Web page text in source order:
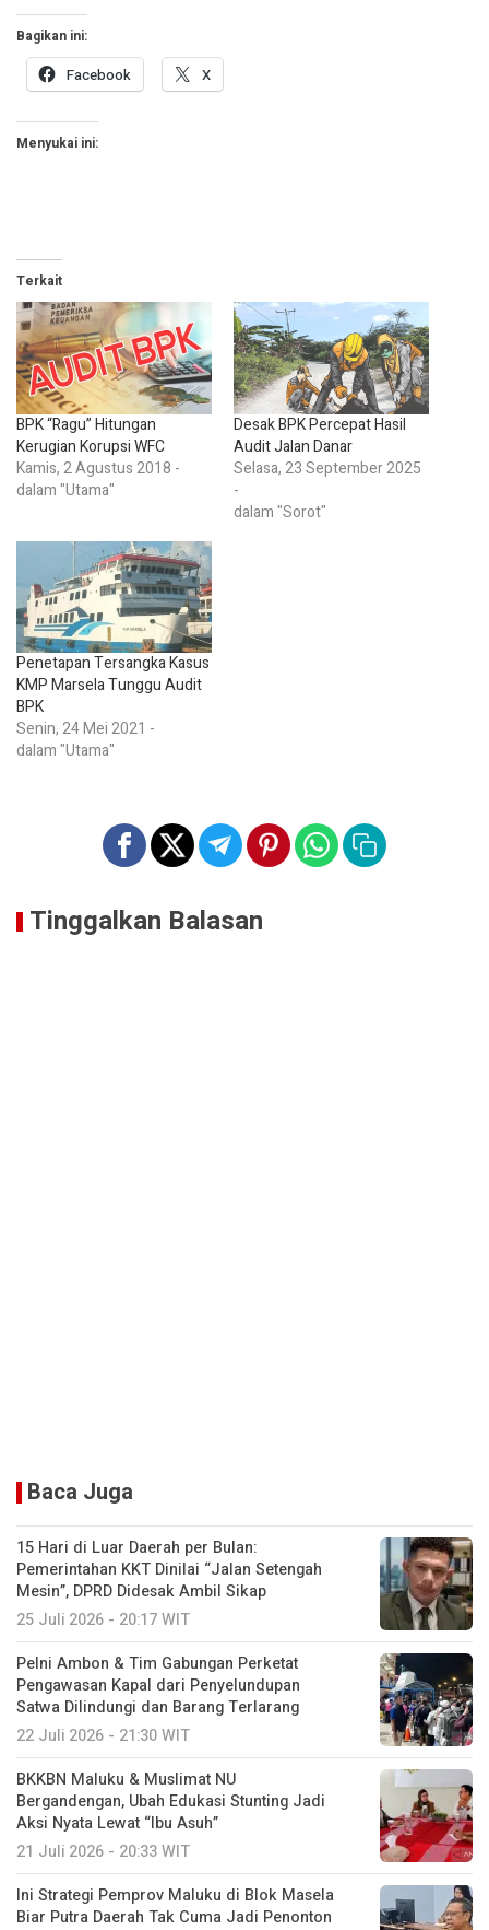
Bagikan ini:
Facebook X
Menyukai ini:
Terkait
BPK “Ragu” Hitungan
Kerugian Korupsi WFC
Kamis, 2 Agustus 2018 -
dalam "Utama"
Desak BPK Percepat Hasil
Audit Jalan Danar
Selasa, 23 September 2025
-
dalam "Sorot"
Penetapan Tersangka Kasus
KMP Marsela Tunggu Audit
BPK
Senin, 24 Mei 2021 -
dalam "Utama"
Tinggalkan Balasan
Baca Juga
15 Hari di Luar Daerah per Bulan:
Pemerintahan KKT Dinilai “Jalan Setengah
Mesin”, DPRD Didesak Ambil Sikap
25 Juli 2026 - 20:17 WIT
Pelni Ambon & Tim Gabungan Perketat
Pengawasan Kapal dari Penyelundupan
Satwa Dilindungi dan Barang Terlarang
22 Juli 2026 - 21:30 WIT
BKKBN Maluku & Muslimat NU
Bergandengan, Ubah Edukasi Stunting Jadi
Aksi Nyata Lewat “Ibu Asuh”
21 Juli 2026 - 20:33 WIT
Ini Strategi Pemprov Maluku di Blok Masela
Biar Putra Daerah Tak Cuma Jadi Penonton